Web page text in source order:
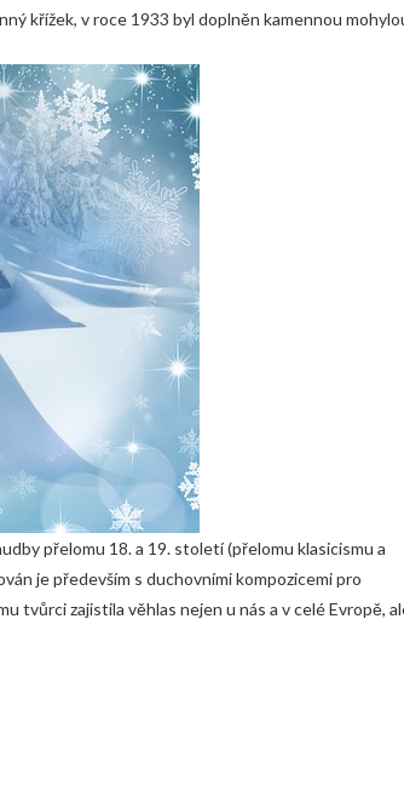
křížek, v roce 1933 byl doplněn kamennou
přelomu 18. a 19. století (přelomu klasicismu a
je především s duchovními kompozicemi pro
tvůrci zajistila věhlas nejen u nás a v celé Evropě,